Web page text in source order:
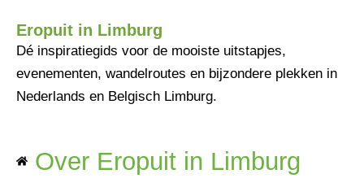
Eropuit in Limburg
Dé inspiratiegids voor de mooiste uitstapjes,
evenementen, wandelroutes en bijzondere plekken in
Nederlands en Belgisch Limburg.
Over Eropuit in Limburg